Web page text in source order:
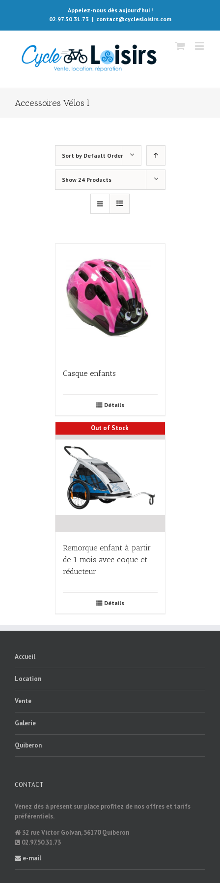
Appelez-nous dès aujourd'hui !
02.97.50.31.73 | contact@cyclesloisirs.com
Accessoires Vélos l
Sort by Default Order
Show 24 Products
Casque enfants
Détails
Out of Stock
Remorque enfant à partir
de 1 mois avec coque et
réducteur
Détails
Accueil
Location
Vente
Galerie
Quiberon
CONTACT
Venez dès à présent sur place profitez de nos offres et tarifs
préférentiels.
32 rue Victor Golvan, 56170 Quiberon
02.97.50.31.73
e-mail